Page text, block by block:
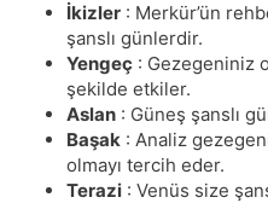
İkizler : Merkür’ün
şanslı günlerdir.
Yengeç : Gezegeniniz
şekilde etkiler.
Aslan : Güneş şanslı
Başak : Analiz
olmayı tercih eder.
Terazi : Venüs size